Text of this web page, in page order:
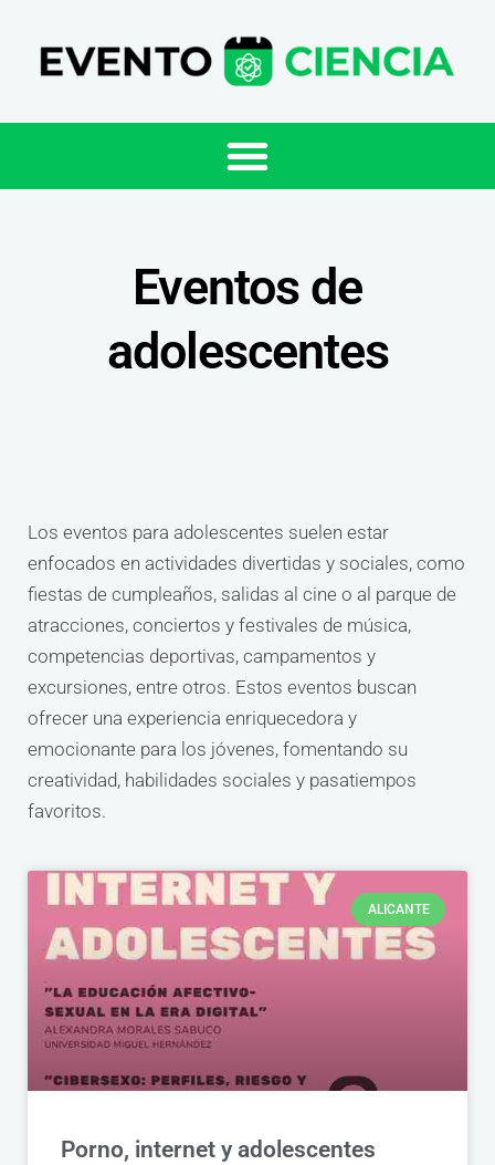
Eventos de
adolescentes
Los eventos para adolescentes suelen estar
enfocados en actividades divertidas y sociales, como
fiestas de cumpleaños, salidas al cine o al parque de
atracciones, conciertos y festivales de música,
competencias deportivas, campamentos y
excursiones, entre otros. Estos eventos buscan
ofrecer una experiencia enriquecedora y
emocionante para los jóvenes, fomentando su
creatividad, habilidades sociales y pasatiempos
favoritos.
ALICANTE
Porno, internet y adolescentes